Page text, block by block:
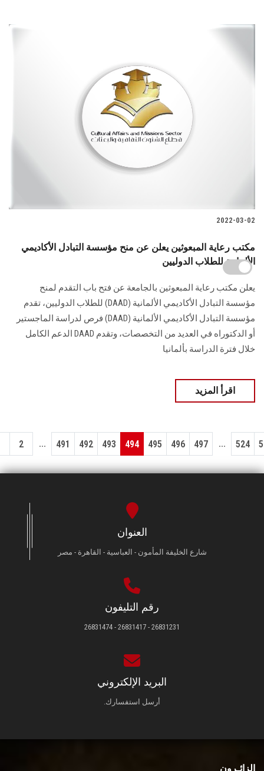
2022-03-02
مكتب رعاية المبعوثين يعلن عن منح مؤسسة التبادل الأكاديمي
الألمانية للطلاب الدوليين
يعلن مكتب رعاية المبعوثين بالجامعة عن فتح باب التقدم لمنح
مؤسسة التبادل الأكاديمي الألمانية (DAAD) للطلاب الدوليين، تقدم
مؤسسة التبادل الأكاديمي الألمانية (DAAD) فرص لدراسة الماجستير
أو الدكتوراه في العديد من التخصصات، وتقدم DAAD الدعم الكامل
خلال فترة الدراسة بألمانيا
اقرأ المزيد
2 ... 491 492 493 494 495 496 497 ... 524
العنوان
شارع الخليفة المأمون - العباسية - القاهرة - مصر
رقم التليفون
26831231 - 26831417 - 26831474
البريد الإلكتروني
أرسل استفسارك.
الزائـرون